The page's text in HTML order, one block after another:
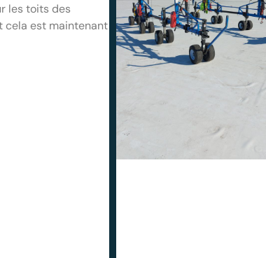
les toits des
cela est maintenant